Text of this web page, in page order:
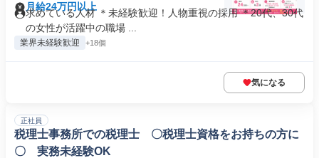
月給24万円以上
求めている人材 ＊未経験歓迎！人物重視の採用 ＊20代、30代
の女性が活躍中の職場 ...
業界未経験歓迎 +18個
気になる
正社員
税理士事務所での税理士 〇税理士資格をお持ちの方に
〇 実務未経験OK